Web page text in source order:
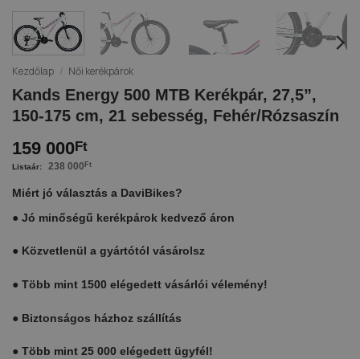
Kezdőlap / Női kerékpárok
Kands Energy 500 MTB Kerékpár, 27,5”,
150-175 cm, 21 sebesség, Fehér/Rózsaszín
159 000Ft
238 000 Ft
Miért jó választás a DaviBikes?
● Jó minőségű kerékpárok kedvező áron
● Közvetlenül a gyártótól vásárolsz
● Több mint 1500 elégedett vásárlói vélemény!
● Biztonságos házhoz szállítás
● Több mint 25 000 elégedett ügyfél!